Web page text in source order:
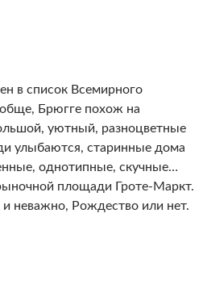
в список Всемирного
Брюгге похож на
уютный, разноцветные
улыбаются, старинные дома
однотипные, скучные…
площади Гроте-Маркт.
и неважно, Рождество или нет.